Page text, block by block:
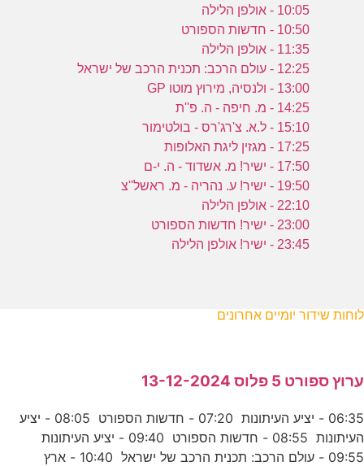
10:05 - אולפן הלילה
10:50 - חדשות הספורט
11:35 - אולפן הלילה
12:25 - עולם הרכב: תכנית הרכב של ישראל
13:00 - ולנסיה, מירוץ מוטו GP
14:25 - מ. חיפה - ה. פ''ת
15:10 - ל.א. צ'רג'רס - בולטימור
17:25 - מגזין ליגת האלופות
17:50 - ישיר! מ. אשדוד - ה. י-ם
19:50 - ישיר! ע. נהריה - מ. ראשל''צ
22:10 - אולפן הלילה
23:00 - ישיר! חדשות הספורט
23:45 - ישיר! אולפן הלילה
לוחות שידור יומיים אחרונים
ערוץ ספורט 5 פלוס 13-12-2024
06:35 - יציע העיתונות 07:20 - חדשות הספורט 08:05 - יציע
העיתונות 08:55 - חדשות הספורט 09:40 - יציע העיתונות
09:55 - עולם הרכב: תכנית הרכב של ישראל 10:40 - ארץ